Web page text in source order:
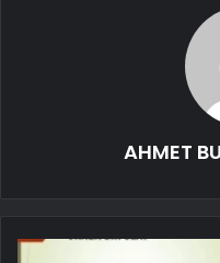
AHMET